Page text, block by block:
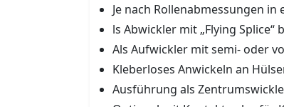
Je nach Rollenabmessungen
ls Abwickler mit „Flying
Als Aufwickler mit semi- oder
Kleberloses Anwickeln an
Ausführung als